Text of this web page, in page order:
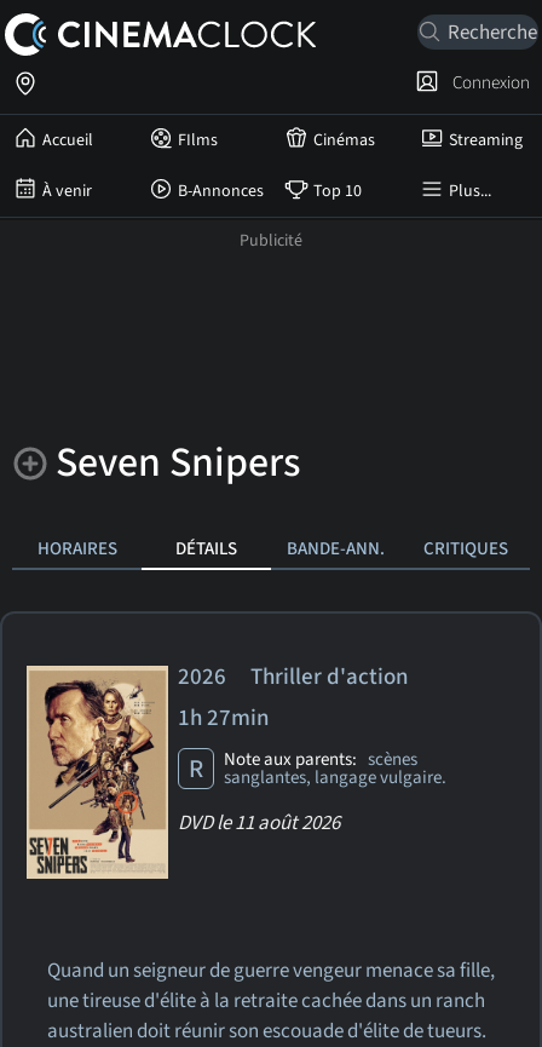
Accueil FIlms Cinémas Streaming
À venir B-Annonces Top 10 Plus...
Connexion
Seven Snipers
HORAIRES DÉTAILS BANDE-ANN. CRITIQUES
2026 Thriller d'action
1h 27min
R Note aux parents: scènes
sanglantes, langage vulgaire.
DVD le 11 août 2026
Quand un seigneur de guerre vengeur menace sa fille,
une tireuse d'élite à la retraite cachée dans un ranch
australien doit réunir son escouade d'élite de tueurs.